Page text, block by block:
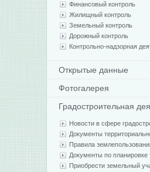
Финансовый контроль
Жилищный контроль
Земельный контроль
Дорожный контроль
Контрольно-надзорная
Открытые данные
Фотогалерея
Градостроительная
Новости в сфере
Документы
Правила
Документы по планировке
Приобрести земельный